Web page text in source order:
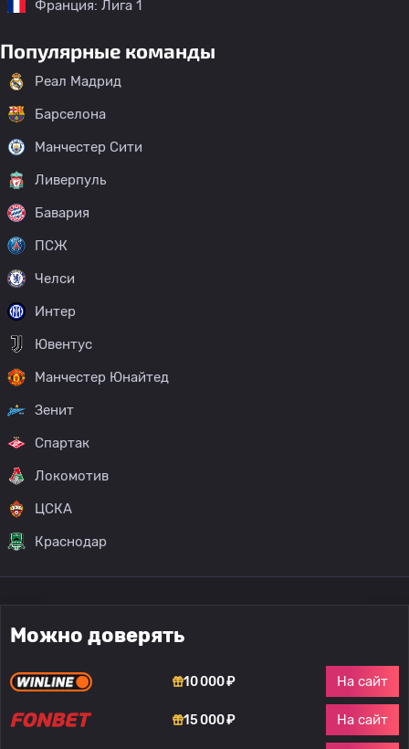
Франция: Лига 1
Популярные команды
Реал Мадрид
Барселона
Манчестер Сити
Ливерпуль
Бавария
ПСЖ
Челси
Интер
Ювентус
Манчестер Юнайтед
Зенит
Спартак
Локомотив
ЦСКА
Краснодар
Можно доверять
10 000 ₽ На сайт
15 000 ₽ На сайт